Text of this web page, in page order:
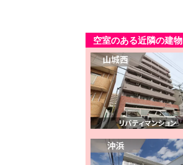
空室のある近隣の建物